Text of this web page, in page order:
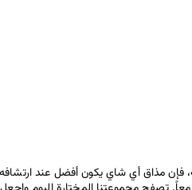
فإن مذاق أي شاي يكون أفضل عند